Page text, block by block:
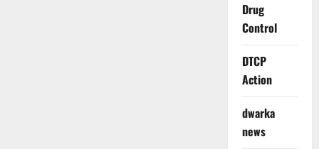
Drug
Control
DTCP
Action
dwarka
news